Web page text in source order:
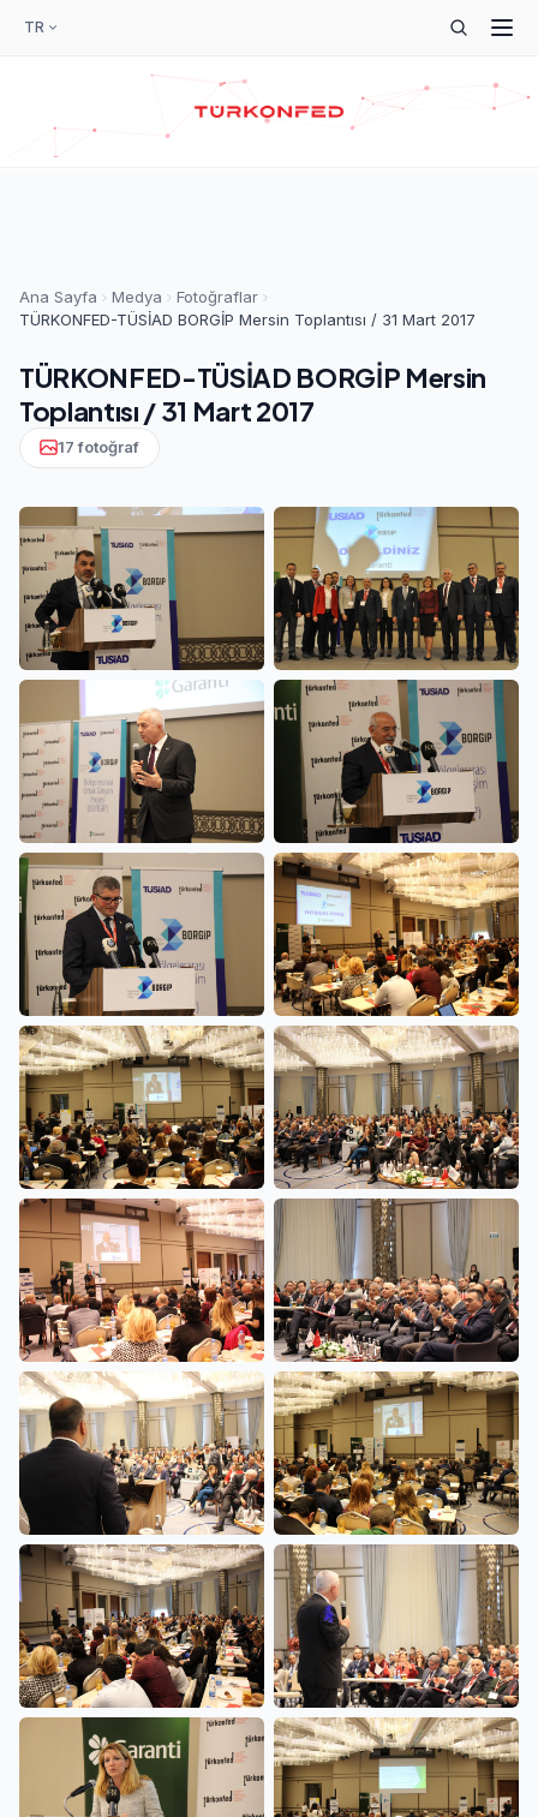
TR
Ana Sayfa Medya
Fotoğraflar
TÜRKONFED-TÜSİAD BORGİP Mersin Toplantısı / 31 Mart 2017
TÜRKONFED-TÜSİAD BORGİP Mersin
Toplantısı / 31 Mart 2017
17 fotoğraf